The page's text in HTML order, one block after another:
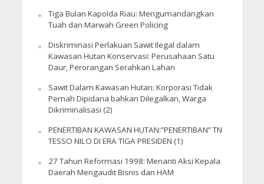
Tiga Bulan Kapolda Riau: Mengumandangkan
Tuah dan Marwah Green Policing
Diskriminasi Perlakuan Sawit Ilegal dalam
Kawasan Hutan Konservasi: Perusahaan Satu
Daur, Perorangan Serahkan Lahan
Sawit Dalam Kawasan Hutan: Korporasi Tidak
Pernah Dipidana bahkan Dilegalkan, Warga
Dikriminalisasi (2)
PENERTIBAN KAWASAN HUTAN:”PENERTIBAN” TN
TESSO NILO DI ERA TIGA PRESIDEN (1)
27 Tahun Reformasi 1998: Menanti Aksi Kepala
Daerah Mengaudit Bisnis dan HAM